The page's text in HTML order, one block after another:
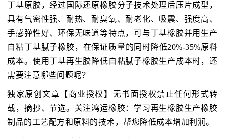
丁基原胶，经过国际还原橡胶分子技术处理后压片成型，
具有气密性强、耐热、耐臭氧、耐老化、吸震、强度高、
手感弹性好、环保无味道等特点，可与丁基橡胶并用生产
自粘丁基腻子橡胶，在保证质量的同时降低20%-35%原料
成本。使用丁基再生胶降低自粘腻子橡胶生产成本时，还
需要注意哪些问题呢？
独家原创文章【商业授权】无书面授权禁止任何形式转
载，摘抄、节选。关注鸿运橡胶：学习再生橡胶生产橡胶
制品的工艺配方和原料的技术，帮您降低成本增加利润。